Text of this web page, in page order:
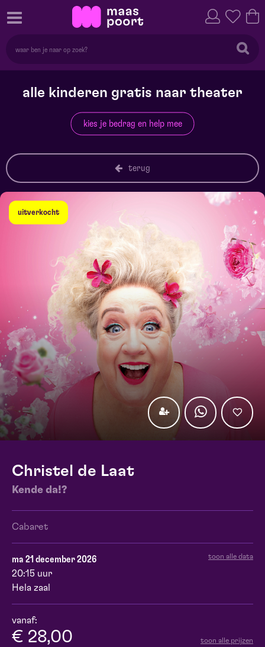
alle kinderen gratis naar theater
kies je bedrag en help mee
terug
uitverkocht
Christel de Laat
Kende da!?
Cabaret
ma 21 december 2026 toon alle data
20:15 uur
Hela zaal
vanaf:
€ 28,00 toon alle prijzen